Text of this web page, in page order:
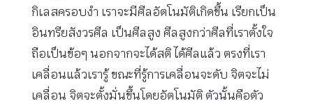
กิเลสครอบงำ เราจะมีศีลอัตโนมัติเกิดขึ้น เรียกเป็น
อินทรียสังวรศีล เป็นศีลสูง ศีลสูงกว่าศีลที่เราตั้งใจ
ถือเป็นข้อๆ นอกจากจะได้สติ ได้ศีลแล้ว ตรงที่เรา
เคลื่อนแล้วเรารู้ ขณะที่รู้การเคลื่อนจะดับ จิตจะไม่
เคลื่อน จิตจะตั้งมั่นขึ้นโดยอัตโนมัติ ตัวนั้นคือตัว